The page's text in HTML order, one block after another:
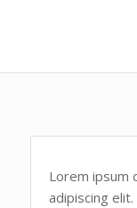
Lorem ipsum
adipiscing